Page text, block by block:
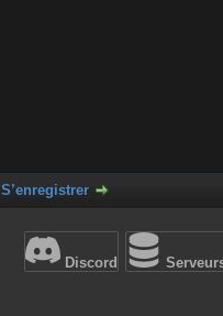
S’enregistrer
Discord